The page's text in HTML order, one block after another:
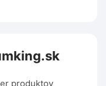
produktov